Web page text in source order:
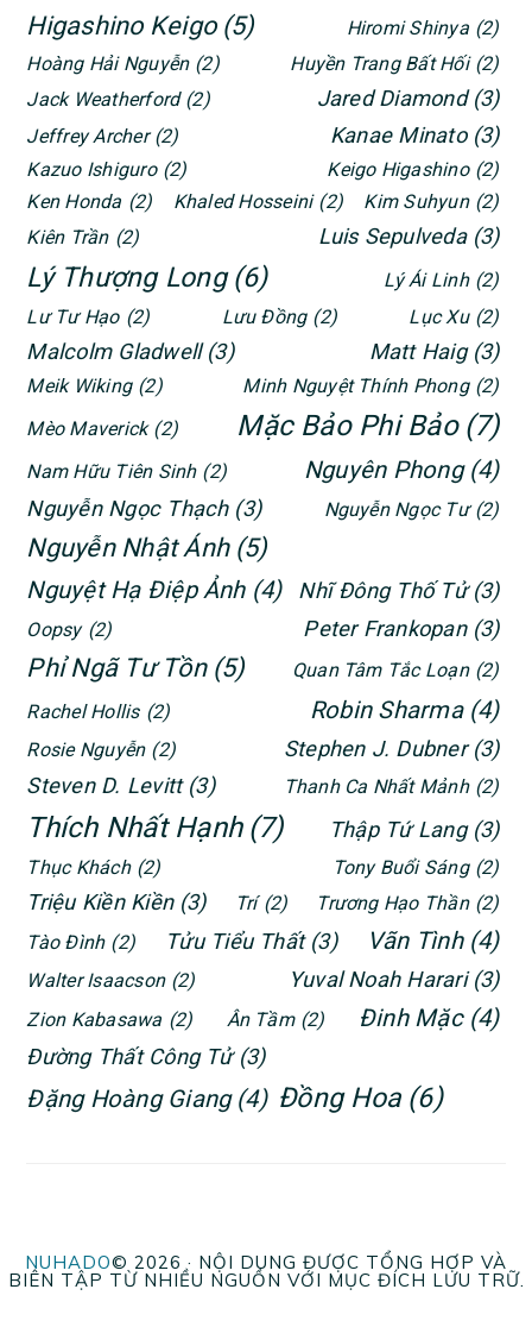
Higashino Keigo (5) Hiromi Shinya (2)
Hoàng Hải Nguyễn (2) Huyền Trang Bất Hối (2)
Jack Weatherford (2) Jared Diamond (3)
Jeffrey Archer (2) Kanae Minato (3)
Kazuo Ishiguro (2) Keigo Higashino (2)
Ken Honda (2) Khaled Hosseini (2) Kim Suhyun (2)
Kiên Trần (2) Luis Sepulveda (3)
Lý Thượng Long (6) Lý Ái Linh (2)
Lư Tư Hạo (2) Lưu Đồng (2) Lục Xu (2)
Malcolm Gladwell (3) Matt Haig (3)
Meik Wiking (2) Minh Nguyệt Thính Phong (2)
Mèo Maverick (2) Mặc Bảo Phi Bảo (7)
Nam Hữu Tiên Sinh (2) Nguyên Phong (4)
Nguyễn Ngọc Thạch (3) Nguyễn Ngọc Tư (2)
Nguyễn Nhật Ánh (5)
Nguyệt Hạ Điệp Ảnh (4) Nhĩ Đông Thố Tử (3)
Oopsy (2) Peter Frankopan (3)
Phỉ Ngã Tư Tồn (5) Quan Tâm Tắc Loạn (2)
Rachel Hollis (2) Robin Sharma (4)
Rosie Nguyễn (2) Stephen J. Dubner (3)
Steven D. Levitt (3) Thanh Ca Nhất Mảnh (2)
Thích Nhất Hạnh (7) Thập Tứ Lang (3)
Thục Khách (2) Tony Buổi Sáng (2)
Triệu Kiền Kiền (3) Trí (2) Trương Hạo Thần (2)
Tào Đình (2) Tửu Tiểu Thất (3) Vãn Tình (4)
Walter Isaacson (2) Yuval Noah Harari (3)
Zion Kabasawa (2) Ân Tầm (2) Đinh Mặc (4)
Đường Thất Công Tử (3)
Đặng Hoàng Giang (4) Đồng Hoa (6)
NUHADO© 2026 · NỘI DUNG ĐƯỢC TỔNG HỢP VÀ
BIÊN TẬP TỪ NHIỀU NGUỒN VỚI MỤC ĐÍCH LƯU TRỮ.